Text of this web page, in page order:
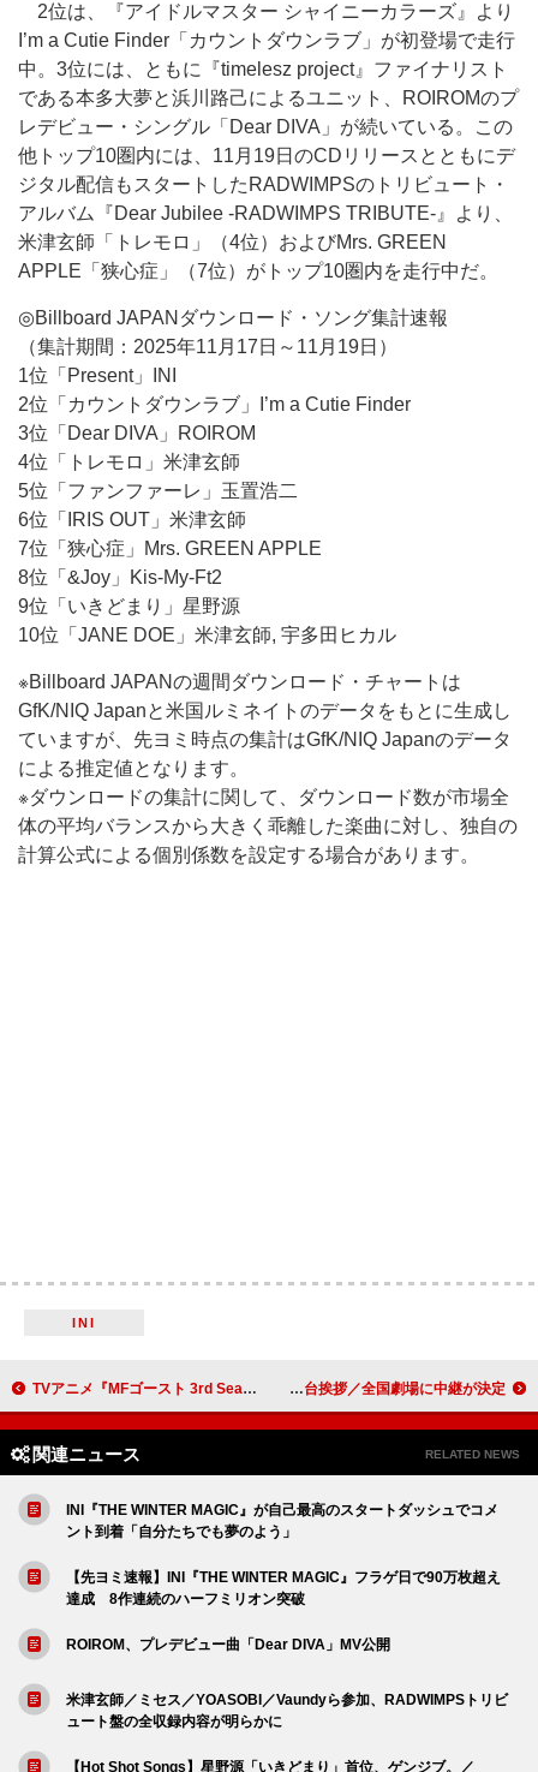
2位は、『アイドルマスター シャイニーカラーズ』より
I’m a Cutie Finder「カウントダウンラブ」が初登場で走行
中。3位には、ともに『timelesz project』ファイナリスト
である本多大夢と浜川路己によるユニット、ROIROMのプ
レデビュー・シングル「Dear DIVA」が続いている。この
他トップ10圏内には、11月19日のCDリリースとともにデ
ジタル配信もスタートしたRADWIMPSのトリビュート・
アルバム『Dear Jubilee -RADWIMPS TRIBUTE-』より、
米津玄師「トレモロ」（4位）およびMrs. GREEN
APPLE「狭心症」（7位）がトップ10圏内を走行中だ。
◎Billboard JAPANダウンロード・ソング集計速報
（集計期間：2025年11月17日～11月19日）
1位「Present」INI
2位「カウントダウンラブ」I’m a Cutie Finder
3位「Dear DIVA」ROIROM
4位「トレモロ」米津玄師
5位「ファンファーレ」玉置浩二
6位「IRIS OUT」米津玄師
7位「狭心症」Mrs. GREEN APPLE
8位「&Joy」Kis-My-Ft2
9位「いきどまり」星野源
10位「JANE DOE」米津玄師, 宇多田ヒカル
※Billboard JAPANの週間ダウンロード・チャートは
GfK/NIQ Japanと米国ルミネイトのデータをもとに生成し
ていますが、先ヨミ時点の集計はGfK/NIQ Japanのデータ
による推定値となります。
※ダウンロードの集計に関して、ダウンロード数が市場全
体の平均バランスから大きく乖離した楽曲に対し、独自の
計算公式による個別係数を設定する場合があります。
INI
TVアニメ『MFゴースト 3rd Season』、新OP＆EDテーマともに芹澤優／Himika Akaneyaが続投 超特急、ライブ＆ドキュメンタリー映画『RE:VE』公開1か月記念の舞台挨拶／全国劇場に中継が決定
関連ニュース RELATED NEWS
INI『THE WINTER MAGIC』が自己最高のスタートダッシュでコメ
ント到着「自分たちでも夢のよう」
【先ヨミ速報】INI『THE WINTER MAGIC』フラゲ日で90万枚超え
達成 8作連続のハーフミリオン突破
ROIROM、プレデビュー曲「Dear DIVA」MV公開
米津玄師／ミセス／YOASOBI／Vaundyら参加、RADWIMPSトリビ
ュート盤の全収録内容が明らかに
【Hot Shot Songs】星野源「いきどまり」首位、ゲンジブ。／